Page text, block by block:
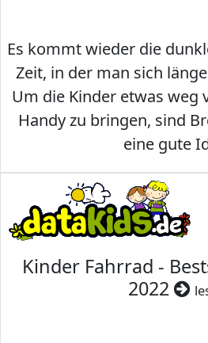
Es kommt wieder die
Zeit, in der man sich
Um die Kinder etwas weg
Handy zu bringen, sind
eine gute
Kinder Fahrrad -
2022